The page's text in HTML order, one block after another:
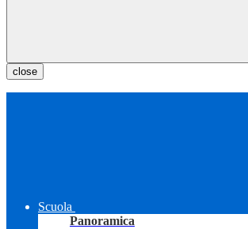
close
Scuola
Panoramica